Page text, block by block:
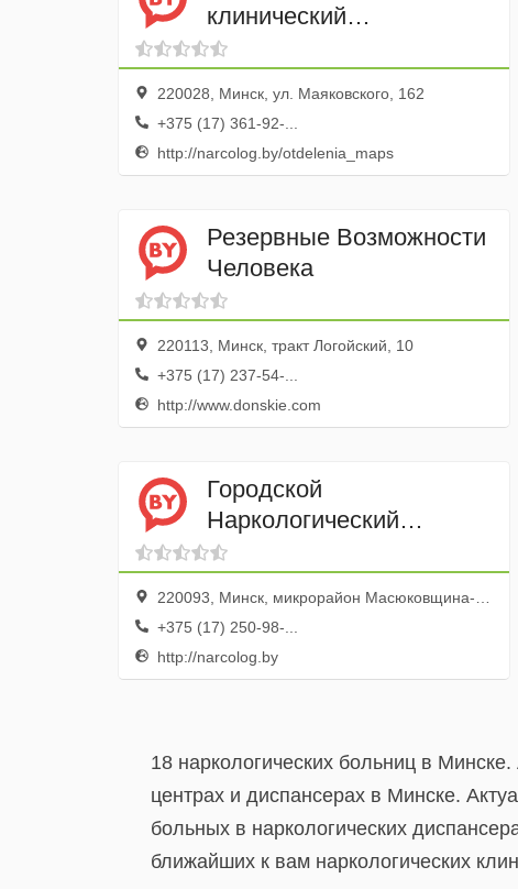
клинический
наркологический
диспансер
220028, Минск, ул. Маяковского, 162
+375 (17) 361-92-...
http://narcolog.by/otdelenia_maps
Резервные Возможности
Человека
220113, Минск, тракт Логойский, 10
+375 (17) 237-54-...
http://www.donskie.com
Городской
Наркологический
Диспансер УЗ отделение
№ 5, № 6
220093, Минск, микрорайон Масюковщина-1, улица Чигладзе, 22
+375 (17) 250-98-...
http://narcolog.by
18 наркологических больниц в
центрах и диспансерах в Минске.
больных в наркологических
ближайших к вам наркологических